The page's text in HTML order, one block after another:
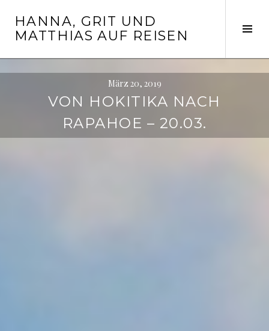
zum
Inhalt
HANNA, GRIT UND
MATTHIAS AUF REISEN
März 20, 2019
VON HOKITIKA NACH
RAPAHOE – 20.03.